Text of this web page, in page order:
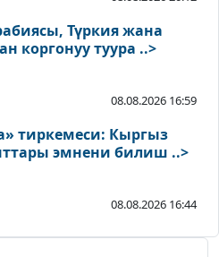
Түркия жана
коргонуу туура ..>
08.08.2026 16:59
тиркемеси: Кыргыз
эмнени билиш ..>
08.08.2026 16:44